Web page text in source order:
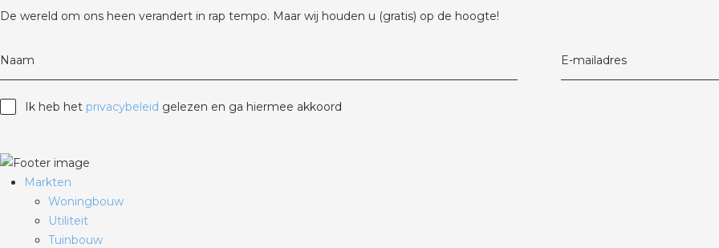
De wereld om ons heen verandert in rap tempo. Maar wij houden u (gratis) op de hoogte!
Naam E-mailadres
Ik heb het privacybeleid gelezen en ga hiermee akkoord
Markten
Woningbouw
Utiliteit
Tuinbouw